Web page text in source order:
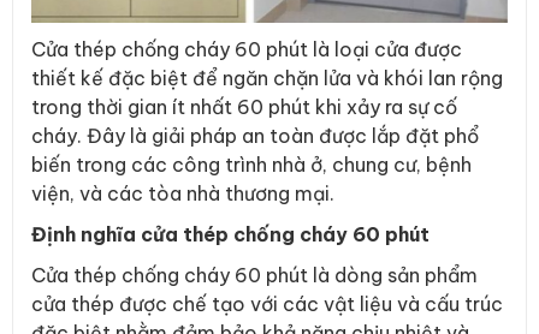
Cửa thép chống cháy 60 phút là loại cửa được
thiết kế đặc biệt để ngăn chặn lửa và khói lan rộng
trong thời gian ít nhất 60 phút khi xảy ra sự cố
cháy. Đây là giải pháp an toàn được lắp đặt phổ
biến trong các công trình nhà ở, chung cư, bệnh
viện, và các tòa nhà thương mại.
Định nghĩa cửa thép chống cháy 60 phút
Cửa thép chống cháy 60 phút là dòng sản phẩm
cửa thép được chế tạo với các vật liệu và cấu trúc